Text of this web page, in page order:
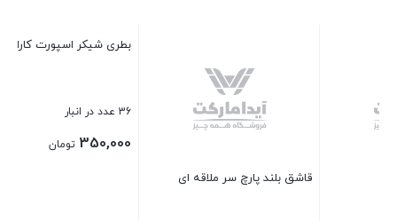
بطری شیکر اسپورت کاراکو
رنده سیر بیتا
125,000 تومان